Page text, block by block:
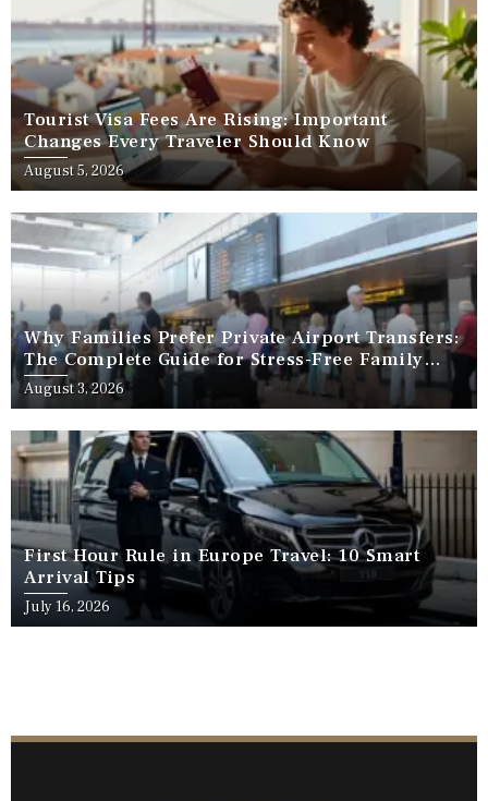
Tourist Visa Fees Are Rising: Important
Changes Every Traveler Should Know
August 5, 2026
Why Families Prefer Private Airport Transfers:
The Complete Guide for Stress-Free Family
Travel
August 3, 2026
First Hour Rule in Europe Travel: 10 Smart
Arrival Tips
July 16, 2026